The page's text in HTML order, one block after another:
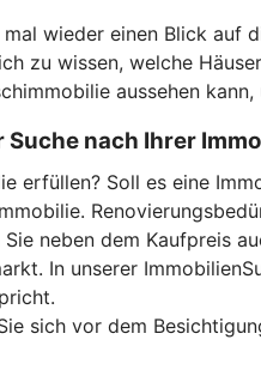
wieder einen Blick auf
zu wissen, welche
aussehen
nach Ihrer
erfüllen? Soll es eine
Sie neben dem Kaufpreis
In unserer
sich vor dem